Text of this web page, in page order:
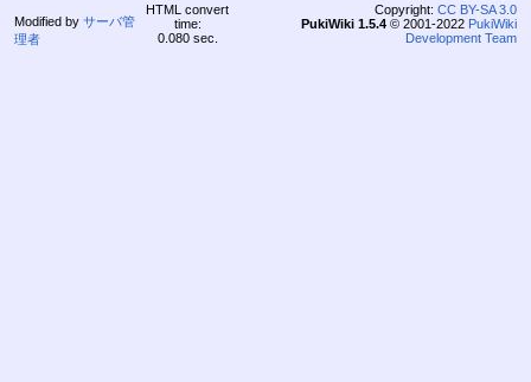
Modified by サーバ管
理者
HTML convert
time:
0.080 sec.
Copyright: CC BY-SA 3.0
PukiWiki 1.5.4© 2001-2022 PukiWiki
Development Team